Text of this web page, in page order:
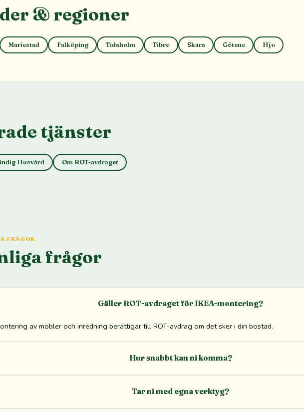
& regioner
Mariestad Falköping Tidaholm Tibro Skara Götene Hjo
tjänster
Husvård Om ROT-avdraget
FRÅGOR
frågor
Gäller ROT-avdraget för IKEA-montering?
av möbler och inredning berättigar till ROT-avdrag om det sker i din bostad.
Hur snabbt kan ni komma?
Tar ni med egna verktyg?